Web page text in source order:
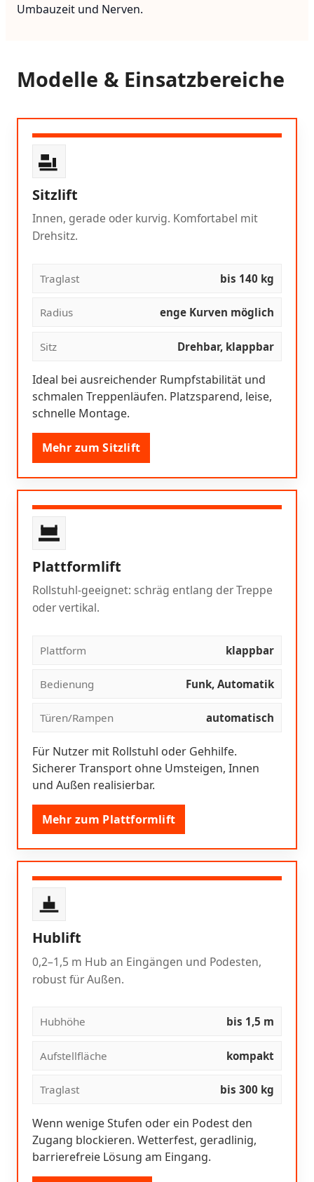
Umbauzeit und Nerven.
Modelle & Einsatzbereiche
Sitzlift
Innen, gerade oder kurvig. Komfortabel mit
Drehsitz.
Traglast bis 140 kg
Radius enge Kurven möglich
Sitz Drehbar, klappbar
Ideal bei ausreichender Rumpfstabilität und
schmalen Treppenläufen. Platzsparend, leise,
schnelle Montage.
Mehr zum Sitzlift
Plattformlift
Rollstuhl-geeignet: schräg entlang der Treppe
oder vertikal.
Plattform klappbar
Bedienung Funk, Automatik
Türen/Rampen automatisch
Für Nutzer mit Rollstuhl oder Gehhilfe.
Sicherer Transport ohne Umsteigen, Innen
und Außen realisierbar.
Mehr zum Plattformlift
Hublift
0,2–1,5 m Hub an Eingängen und Podesten,
robust für Außen.
Hubhöhe bis 1,5 m
Aufstellfläche kompakt
Traglast bis 300 kg
Wenn wenige Stufen oder ein Podest den
Zugang blockieren. Wetterfest, geradlinig,
barrierefreie Lösung am Eingang.